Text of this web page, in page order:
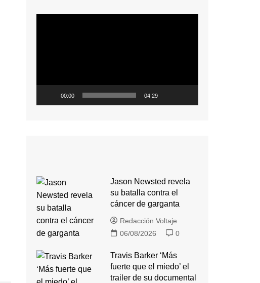
00:00 04:29
Jason Newsted revela
su batalla contra el
cáncer de garganta
Redacción Voltaje
06/08/2026
0
Travis Barker ‘Más
fuerte que el miedo’ el
trailer de su documental